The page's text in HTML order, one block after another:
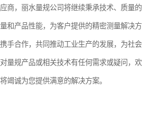
商，丽水量规公司将继续秉承技术、质量的
和产品性能，为客户提供的精密测量解决方
手合作，共同推动工业生产的发展，为社会
量规产品或相关技术有任何需求或疑问，欢
竭诚为您提供满意的解决方案。